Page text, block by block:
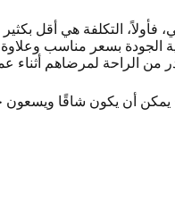
التكلفة هي أقل
بسعر مناسب وعلاوة
الراحة لمرضاهم أثناء
يمكن أن يكون شاقًا ويسعون